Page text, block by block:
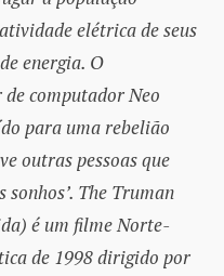
elétrica de seus
energia. O
computador Neo
para uma rebelião
outras pessoas que
The Truman
é um filme Norte-
de 1998 dirigido por